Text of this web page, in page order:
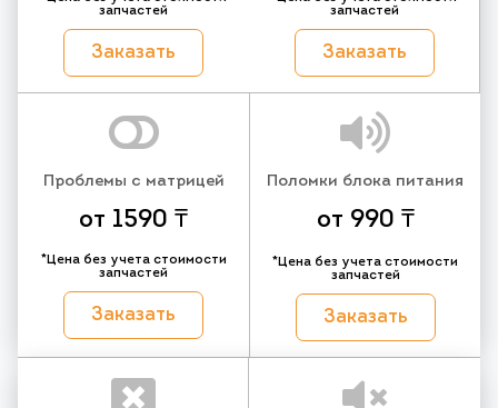
запчастей
Заказать
запчастей
Заказать
Проблемы с матрицей
от 1590 ₸
*Цена без учета стоимости
запчастей
Заказать
Поломки блока питания
от 990 ₸
*Цена без учета стоимости
запчастей
Заказать